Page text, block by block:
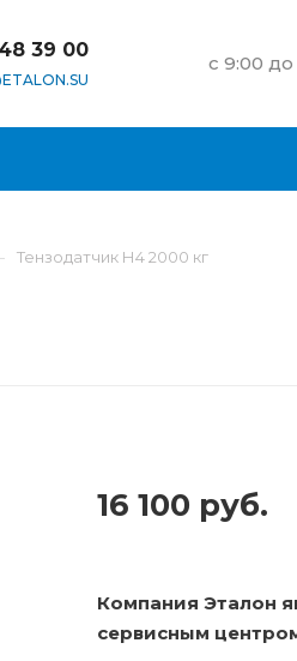
39 00
c 9:00
Тензодатчик Н4 2000 кг
16 100 руб.
Компания Эталон
сервисным